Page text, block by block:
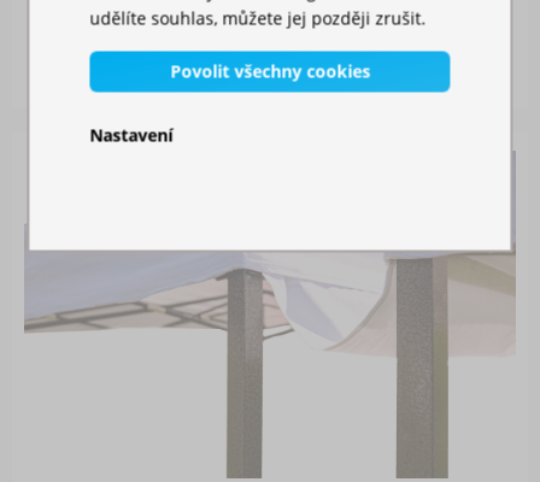
749,00 Kč
udělíte souhlas, můžete jej později zrušit.
Povolit všechny cookies
Nastavení